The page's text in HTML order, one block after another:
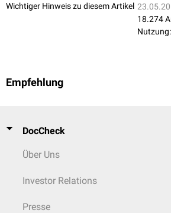
Wichtiger Hinweis zu diesem Artikel
18.274
Nutzung:
Empfehlung
DocCheck
Über Uns
Investor Relations
Presse